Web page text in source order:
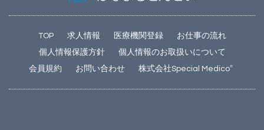
TOP 求人情報 医療機関登録
お仕事の流れ
個人情報保護方針
個人情報のお取扱いについて
会員規約
お問い合わせ 株式会社Special Medico®